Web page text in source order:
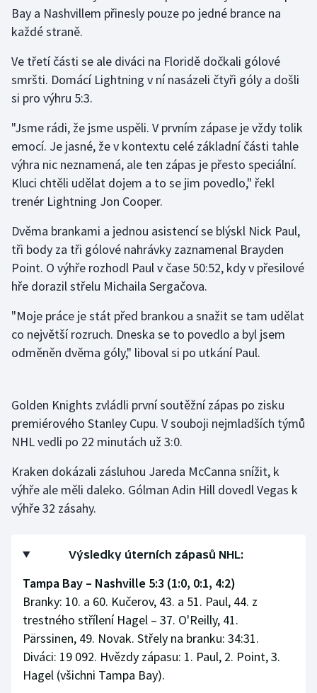
Bay a Nashvillem přinesly pouze po jedné brance na
každé straně.
Ve třetí části se ale diváci na Floridě dočkali gólové
smršti. Domácí Lightning v ní nasázeli čtyři góly a došli
si pro výhru 5:3.
"Jsme rádi, že jsme uspěli. V prvním zápase je vždy tolik
emocí. Je jasné, že v kontextu celé základní části tahle
výhra nic neznamená, ale ten zápas je přesto speciální.
Kluci chtěli udělat dojem a to se jim povedlo," řekl
trenér Lightning Jon Cooper.
Dvěma brankami a jednou asistencí se blýskl Nick Paul,
tři body za tři gólové nahrávky zaznamenal Brayden
Point. O výhře rozhodl Paul v čase 50:52, kdy v přesilové
hře dorazil střelu Michaila Sergačova.
"Moje práce je stát před brankou a snažit se tam udělat
co největší rozruch. Dneska se to povedlo a byl jsem
odměněn dvěma góly," liboval si po utkání Paul.
Golden Knights zvládli první soutěžní zápas po zisku
premiérového Stanley Cupu. V souboji nejmladších týmů
NHL vedli po 22 minutách už 3:0.
Kraken dokázali zásluhou Jareda McCanna snížit, k
výhře ale měli daleko. Gólman Adin Hill dovedl Vegas k
výhře 32 zásahy.
Výsledky úterních zápasů NHL:
Tampa Bay – Nashville 5:3 (1:0, 0:1, 4:2)
Branky: 10. a 60. Kučerov, 43. a 51. Paul, 44. z
trestného střílení Hagel – 37. O'Reilly, 41.
Pärssinen, 49. Novak. Střely na branku: 34:31.
Diváci: 19 092. Hvězdy zápasu: 1. Paul, 2. Point, 3.
Hagel (všichni Tampa Bay).